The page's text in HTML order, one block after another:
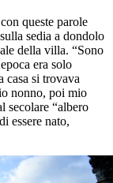
queste parole
sedia a dondolo
della villa. “Sono
era solo
casa si trovava
nonno, poi mio
secolare “albero
essere nato,